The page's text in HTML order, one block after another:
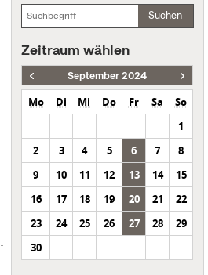
Suchen
Zeitraum wählen
September 2024
Mo Di Mi Do Fr Sa
So
1
2
3 4 5 6 7
8
9
10 11 12 13 14
15
16
17 18 19 20 21
22
23
24 25 26 27 28
29
30